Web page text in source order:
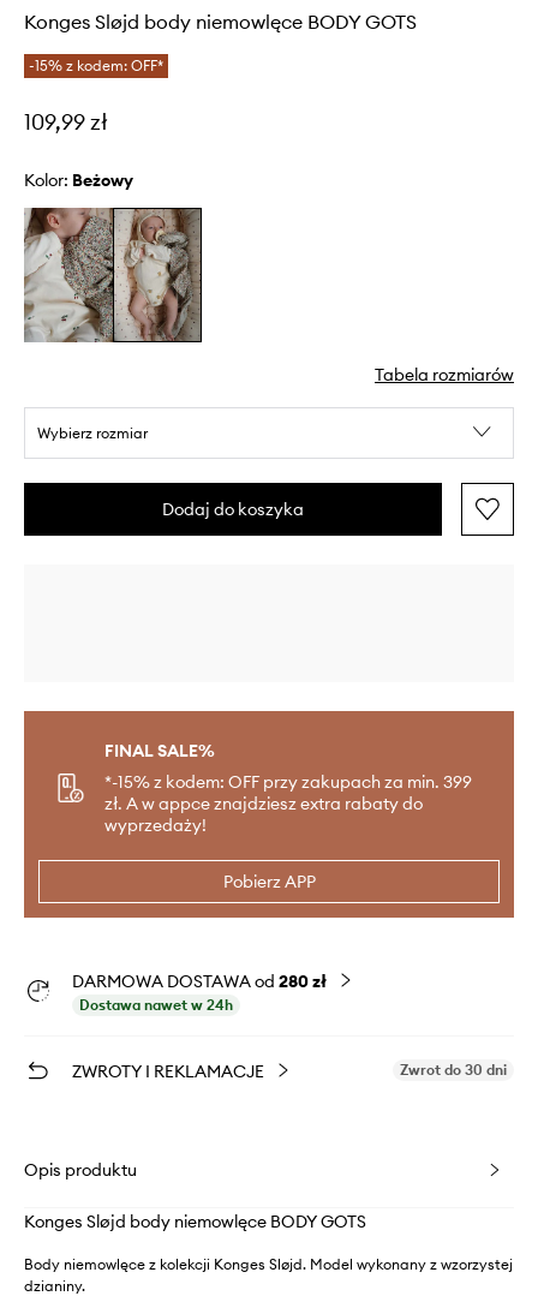
Konges Sløjd body niemowlęce BODY GOTS
-15% z kodem: OFF*
109,99 zł
Kolor: beżowy
Tabela rozmiarów
Wybierz rozmiar
Dodaj do koszyka
FINAL SALE%
*-15% z kodem: OFF przy zakupach za min. 399
zł. A w appce znajdziesz extra rabaty do
wyprzedaży!
Pobierz APP
DARMOWA DOSTAWA od 280 zł
Dostawa nawet w 24h
ZWROTY I REKLAMACJE Zwrot do 30 dni
Opis produktu
Konges Sløjd body niemowlęce BODY GOTS
Body niemowlęce z kolekcji Konges Sløjd. Model wykonany z wzorzystej
dzianiny.